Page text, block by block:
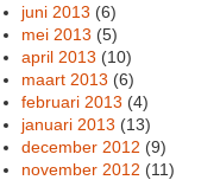
juni 2013 (6)
mei 2013 (5)
april 2013 (10)
maart 2013 (6)
februari 2013 (4)
januari 2013 (13)
december 2012 (9)
november 2012 (11)